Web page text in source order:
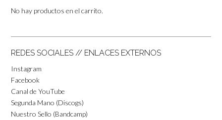
No hay productos en el carrito.
REDES SOCIALES // ENLACES EXTERNOS
Instagram
Facebook
Canal de YouTube
Segunda Mano (Discogs)
Nuestro Sello (Bandcamp)